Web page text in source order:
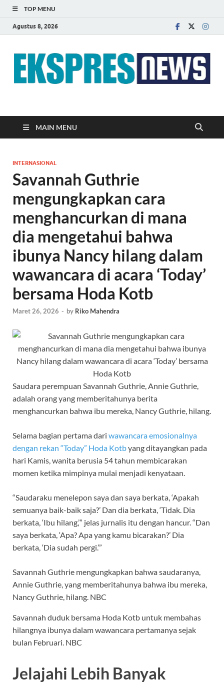
TOP MENU
Agustus 8, 2026
EKSPRES NEWS
MAIN MENU
INTERNASIONAL
Savannah Guthrie
mengungkapkan cara
menghancurkan di mana
dia mengetahui bahwa
ibunya Nancy hilang dalam
wawancara di acara ‘Today’
bersama Hoda Kotb
Maret 26, 2026 - by Riko Mahendra
Saudara perempuan Savannah Guthrie, Annie Guthrie,
adalah orang yang memberitahunya berita
menghancurkan bahwa ibu mereka, Nancy Guthrie, hilang.
Selama bagian pertama dari wawancara emosionalnya
dengan rekan “Today” Hoda Kotbyang ditayangkan pada
hari Kamis, wanita berusia 54 tahun membicarakan
momen ketika mimpinya mulai menjadi kenyataan.
“Saudaraku menelepon saya dan saya berkata, ‘Apakah
semuanya baik-baik saja?’ Dan dia berkata, ‘Tidak. Dia
berkata, ‘Ibu hilang,’” jelas jurnalis itu dengan hancur. “Dan
saya berkata, ‘Apa? Apa yang kamu bicarakan?’ Dia
berkata, ‘Dia sudah pergi.’”
Savannah Guthrie mengungkapkan bahwa saudaranya,
Annie Guthrie, yang memberitahunya bahwa ibu mereka,
Nancy Guthrie, hilang. NBC
Savannah duduk bersama Hoda Kotb untuk membahas
hilangnya ibunya dalam wawancara pertamanya sejak
bulan Februari. NBC
Jelajahi Lebih Banyak